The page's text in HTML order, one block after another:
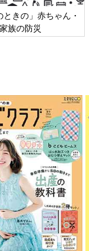
ときの」赤ちゃん・
家族の防災